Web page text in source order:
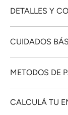
DETALLES Y
CUIDADOS
METODOS DE
CALCULÁ TU